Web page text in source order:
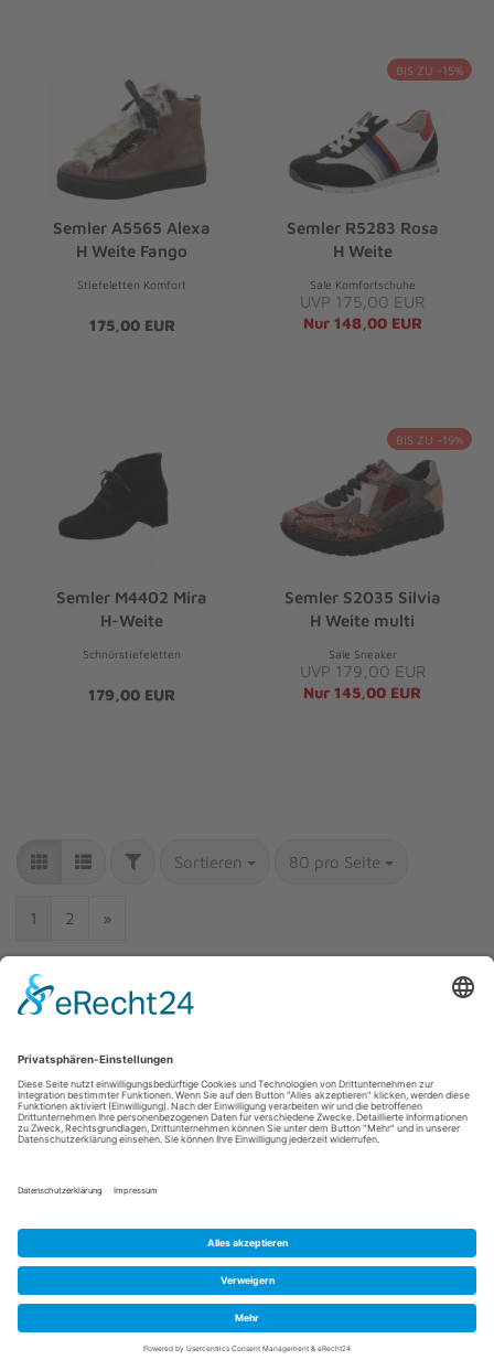
Semler A5565 Alexa
H Weite Fango
Stiefeletten Komfort
175,00 EUR
BIS ZU -15%
Semler R5283 Rosa
H Weite
Sale Komfortschuhe
UVP 175,00 EUR
Nur 148,00 EUR
Semler M4402 Mira
H-Weite
Schnürstiefeletten
179,00 EUR
BIS ZU -19%
Semler S2035 Silvia
H Weite multi
Sale Sneaker
UVP 179,00 EUR
Nur 145,00 EUR
Sortieren 80 pro Seite
1 2 »
1bis 80
34 34,5 35 36 36,5 37